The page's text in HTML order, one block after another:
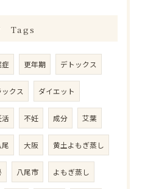
Tags
症 更年期 デトックス
ックス ダイエット
活 不妊 成分 艾葉
尾 大阪 黄土よもぎ蒸し
八尾市 よもぎ蒸し